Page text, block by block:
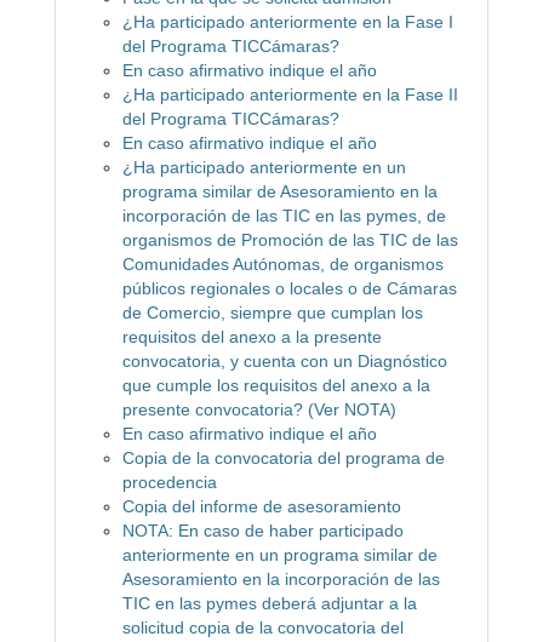
¿Ha participado anteriormente en la Fase I
del Programa TICCámaras?
En caso afirmativo indique el año
¿Ha participado anteriormente en la Fase II
del Programa TICCámaras?
En caso afirmativo indique el año
¿Ha participado anteriormente en un
programa similar de Asesoramiento en la
incorporación de las TIC en las pymes, de
organismos de Promoción de las TIC de las
Comunidades Autónomas, de organismos
públicos regionales o locales o de Cámaras
de Comercio, siempre que cumplan los
requisitos del anexo a la presente
convocatoria, y cuenta con un Diagnóstico
que cumple los requisitos del anexo a la
presente convocatoria? (Ver NOTA)
En caso afirmativo indique el año
Copia de la convocatoria del programa de
procedencia
Copia del informe de asesoramiento
NOTA: En caso de haber participado
anteriormente en un programa similar de
Asesoramiento en la incorporación de las
TIC en las pymes deberá adjuntar a la
solicitud copia de la convocatoria del